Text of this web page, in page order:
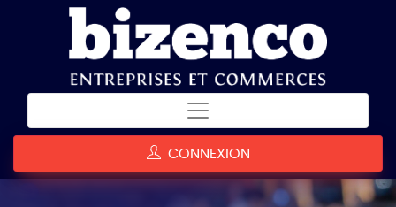
CONNEXION